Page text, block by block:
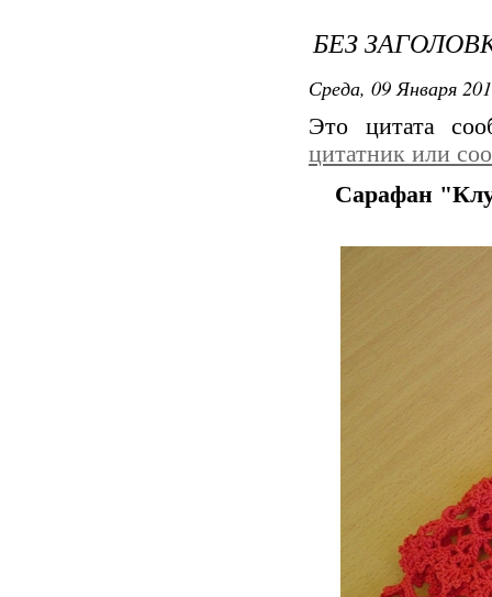
БЕЗ
Среда, 09 Января
Это цитата
цитатник или
Сарафан